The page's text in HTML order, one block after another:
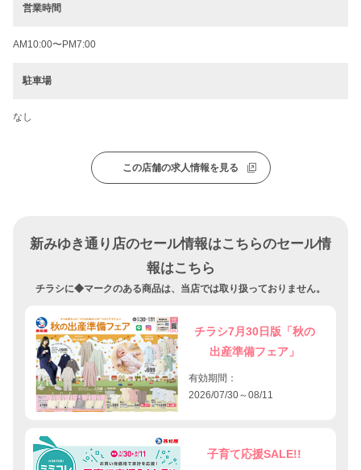
営業時間
AM10:00〜PM7:00
駐車場
なし
この店舗の求人情報を見る
新みゆき通り店のセール情報はこちらのセール情
報はこちら
チラシに◆マークのある商品は、当店では取り扱っておりません。
チラシ7月30日版「秋の
出産準備フェア」
有効期間：
2026/07/30～08/11
子育て応援SALE!!